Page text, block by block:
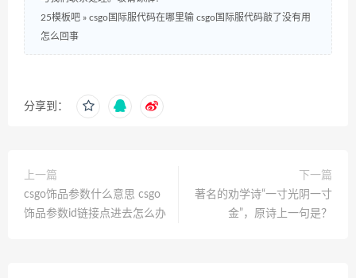
25模板吧 » csgo国际服代码在哪里输 csgo国际服代码敲了没有用
怎么回事
分享到：
上一篇
csgo饰品参数什么意思 csgo
饰品参数id链接点进去怎么办
下一篇
著名的劝学诗“一寸光阴一寸
金”，原诗上一句是？